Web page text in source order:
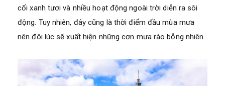
cối xanh tươi và nhiều hoạt động ngoài trời diễn ra sôi
động. Tuy nhiên, đây cũng là thời điểm đầu mùa mưa
nên đôi lúc sẽ xuất hiện những cơn mưa rào bỗng nhiên.